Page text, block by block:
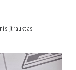
įtrauktas